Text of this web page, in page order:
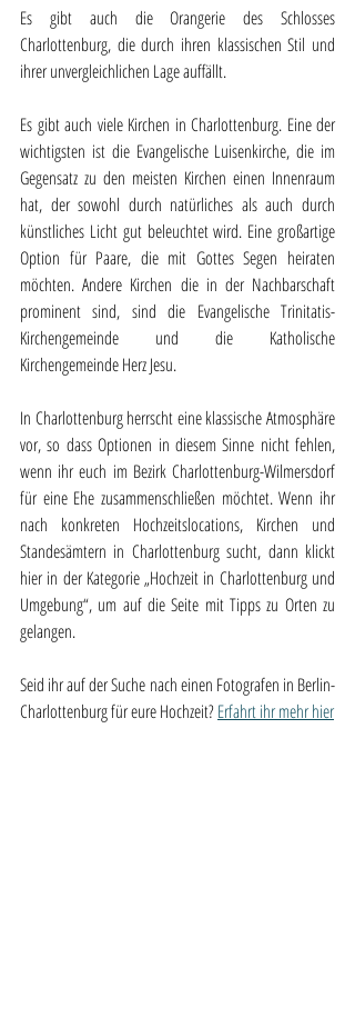
Es gibt auch die Orangerie des Schlosses
Charlottenburg, die durch ihren klassischen Stil und
ihrer unvergleichlichen Lage auffällt.
Es gibt auch viele Kirchen in Charlottenburg. Eine der
wichtigsten ist die Evangelische Luisenkirche, die im
Gegensatz zu den meisten Kirchen einen Innenraum
hat, der sowohl durch natürliches als auch durch
künstliches Licht gut beleuchtet wird. Eine großartige
Option für Paare, die mit Gottes Segen heiraten
möchten. Andere Kirchen die in der Nachbarschaft
prominent sind, sind die Evangelische Trinitatis-
Kirchengemeinde und die Katholische
Kirchengemeinde Herz Jesu.
In Charlottenburg herrscht eine klassische Atmosphäre
vor, so dass Optionen in diesem Sinne nicht fehlen,
wenn ihr euch im Bezirk Charlottenburg-Wilmersdorf
für eine Ehe zusammenschließen möchtet. Wenn ihr
nach konkreten Hochzeitslocations, Kirchen und
Standesämtern in Charlottenburg sucht, dann klickt
hier in der Kategorie „Hochzeit in Charlottenburg und
Umgebung“, um auf die Seite mit Tipps zu Orten zu
gelangen.
Seid ihr auf der Suche nach einen Fotografen in Berlin-
Charlottenburg für eure Hochzeit? Erfahrt ihr mehr hier